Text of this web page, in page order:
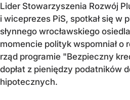
Lider Stowarzyszenia Rozwój
i wiceprezes PiS, spotkał się w
słynnego wrocławskiego
momencie polityk wspomniał o
rząd programie "Bezpieczny
dopłat z pieniędzy podatników
hipotecznych.